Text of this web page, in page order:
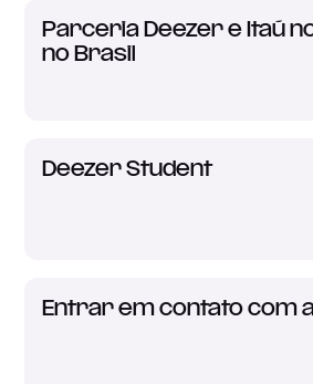
Parceria Deezer e Itaú
no Brasil
Deezer Student
Entrar em contato com